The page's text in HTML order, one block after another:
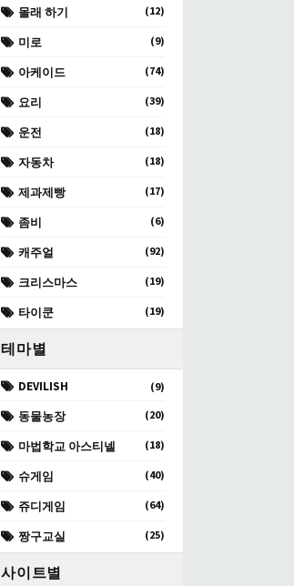
몰래 하기 (12)
미로 (9)
아케이드 (74)
요리 (39)
운전 (18)
자동차 (18)
제과제빵 (17)
좀비 (6)
캐주얼 (92)
크리스마스 (19)
타이쿤 (19)
테마별
DEVILISH (9)
동물농장 (20)
마법학교 아스티넬 (18)
슈게임 (40)
쥬디게임 (64)
짱구교실 (25)
사이트별